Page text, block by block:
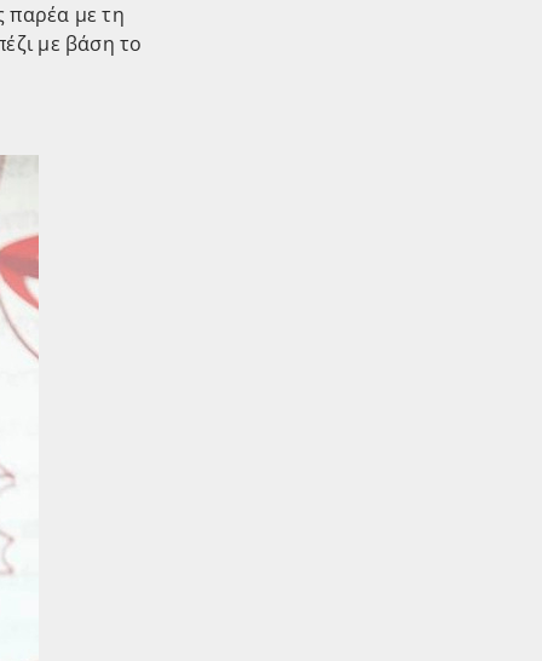
παρέα με τη
με βάση το